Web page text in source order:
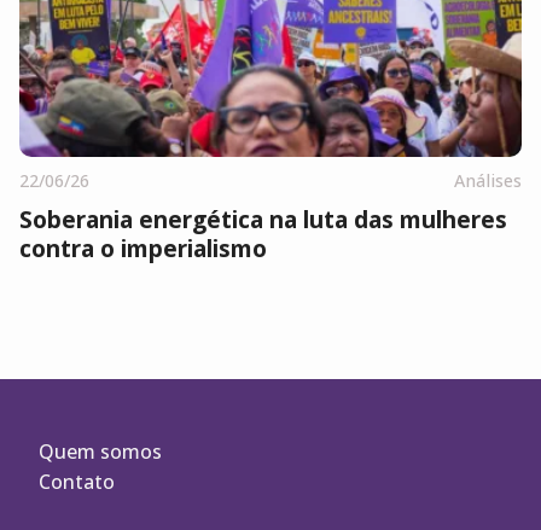
22/06/26 Análises
Soberania energética na luta das mulheres
contra o imperialismo
Quem somos
Contato